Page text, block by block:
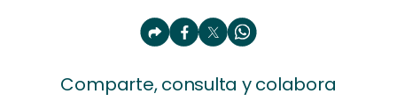
Comparte, consulta y colabora